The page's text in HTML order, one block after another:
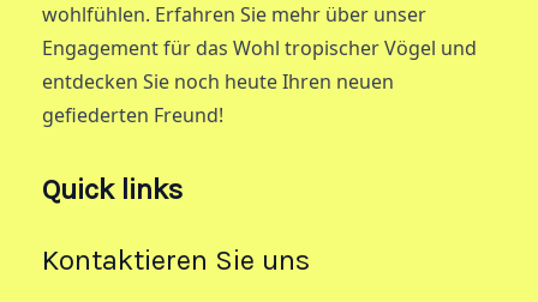
wohlfühlen. Erfahren Sie mehr über unser
Engagement für das Wohl tropischer Vögel und
entdecken Sie noch heute Ihren neuen
gefiederten Freund!
Quick links
Kontaktieren Sie uns